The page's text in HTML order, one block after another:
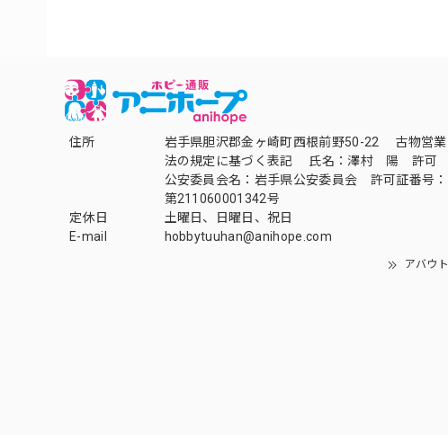
住所
岩手県胆沢郡金ヶ崎町西根前野50-22 古物営業
法の規定に基づく表記 氏名：澤村 陽 許可
公安委員会名：岩手県公安委員会 許可証番号：
第211060001342号
定休日
土曜日、日曜日、祝日
E-mail
hobbytuuhan@anihope.com
アバウト